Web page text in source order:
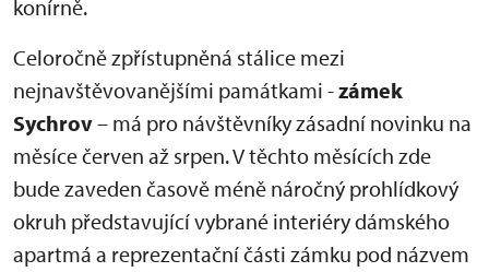
konírně.
Celoročně zpřístupněná stálice mezi
nejnavštěvovanějšími památkami -zámek
Sychrov– má pro návštěvníky zásadní novinku na
měsíce červen až srpen. V těchto měsících zde
bude zaveden časově méně náročný prohlídkový
okruh představující vybrané interiéry dámského
apartmá a reprezentační části zámku pod názvem